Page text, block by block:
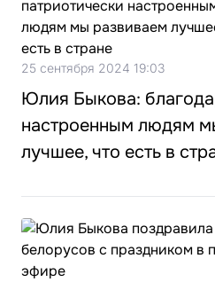
25 сентября 2024 19:03
Юлия Быкова:
настроенным людям
лучшее, что есть в